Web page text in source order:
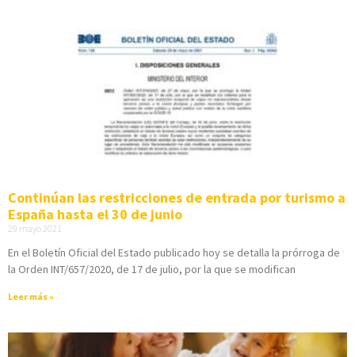
Continúan las restricciones de entrada por turismo a
España hasta el 30 de junio
29 mayo 2021
En el Boletín Oficial del Estado publicado hoy se detalla la prórroga de
la Orden INT/657/2020, de 17 de julio, por la que se modifican
Leer más »